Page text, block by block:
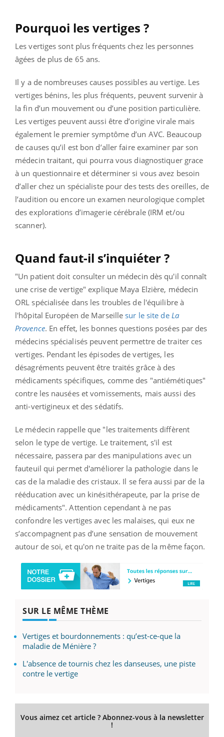
Pourquoi les vertiges ?
Les vertiges sont plus fréquents chez les personnes
âgées de plus de 65 ans.
Il y a de nombreuses causes possibles au vertige. Les
vertiges bénins, les plus fréquents, peuvent survenir à
la fin d’un mouvement ou d’une position particulière.
Les vertiges peuvent aussi être d’origine virale mais
également le premier symptôme d’un AVC. Beaucoup
de causes qu’il est bon d’aller faire examiner par son
médecin traitant, qui pourra vous diagnostiquer grace
à un questionnaire et déterminer si vous avez besoin
d’aller chez un spécialiste pour des tests des oreilles, de
l’audition ou encore un examen neurologique complet
des explorations d’imagerie cérébrale (IRM et/ou
scanner).
Quand faut-il s’inquiéter ?
"Un patient doit consulter un médecin dès qu'il connaît
une crise de vertige" explique Maya Elzière, médecin
ORL spécialisée dans les troubles de l'équilibre à
l'hôpital Européen de Marseille sur le site de La
Provence. En effet, les bonnes questions posées par des
médecins spécialisés peuvent permettre de traiter ces
vertiges. Pendant les épisodes de vertiges, les
désagréments peuvent être traités grâce à des
médicaments spécifiques, comme des "antiémétiques"
contre les nausées et vomissements, mais aussi des
anti-vertigineux et des sédatifs.
Le médecin rappelle que "les traitements diffèrent
selon le type de vertige. Le traitement, s'il est
nécessaire, passera par des manipulations avec un
fauteuil qui permet d'améliorer la pathologie dans le
cas de la maladie des cristaux. Il se fera aussi par de la
rééducation avec un kinésithérapeute, par la prise de
médicaments".Attention cependant à ne pas
confondre les vertiges avec les malaises, qui eux ne
s’accompagnent pas d’une sensation de mouvement
autour de soi, et qu'on ne traite pas de la même façon.
SUR LE MÊME THÈME
Vertiges et bourdonnements : qu’est-ce-que la
maladie de Ménière ?
L'absence de tournis chez les danseuses, une piste
contre le vertige
Vous aimez cet article ? Abonnez-vous à la newsletter
!